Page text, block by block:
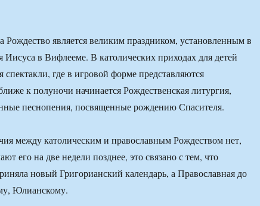
Рождество является великим праздником, установленным в
в Вифлееме. В католических приходах для детей
спектакли, где в игровой форме представляются
к полуночи начинается Рождественская литургия,
песнопения, посвященные рождению Спасителя.
между католическим и православным Рождеством нет,
его на две недели позднее, это связано с тем, что
новый Григорианский календарь, а Православная до
Юлианскому.